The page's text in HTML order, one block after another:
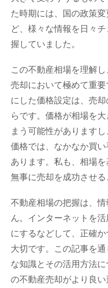
た時期には、国の政策
ど、様々な情報を日々
握していました。
この不動産相場を理解し
売却において極めて重
にした価格設定は、売
らです。価格が相場を
まう可能性があります
価格では、なかなか買
あります。私も、相場を
無事に売却を成功させる
不動産相場の把握は、
ん。インターネットを
にするなどして、正確
大切です。この記事を
な知識とその活用方法
の不動産売却がより良